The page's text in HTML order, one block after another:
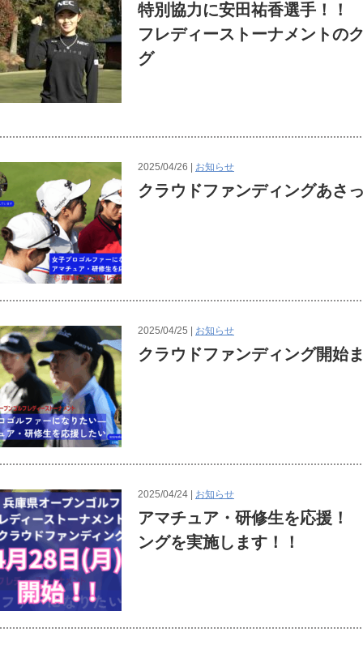
特別協力に安田祐香選手！！
フレディーストーナメントの
グ
2025/04/26 | お知らせ
クラウドファンディングあさ
2025/04/25 | お知らせ
クラウドファンディング開始
2025/04/24 | お知らせ
アマチュア・研修生を応援！
ングを実施します！！